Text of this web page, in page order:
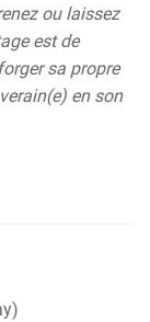
ou laissez
est de
sa propre
en son